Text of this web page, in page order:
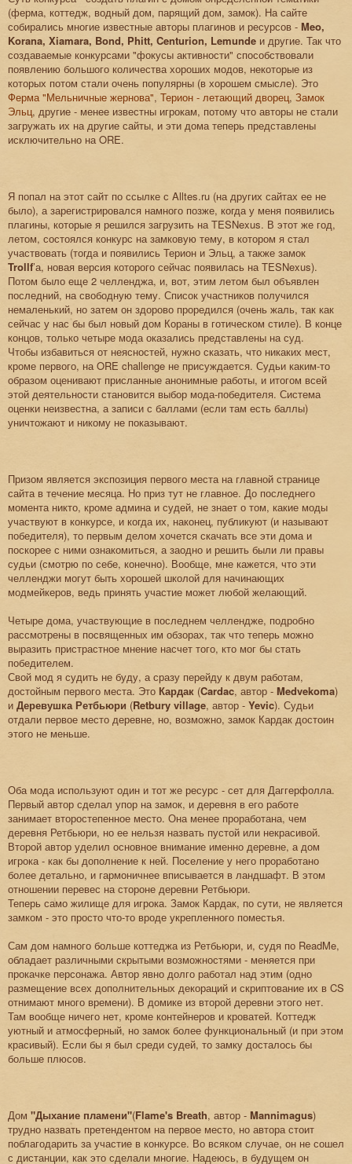
(ферма, коттедж, водный дом, парящий дом, замок). На сайте
собирались многие известные авторы плагинов и ресурсов - Meo,
Korana, Xiamara, Bond, Phitt, Centurion, Lemunde и другие. Так что
создаваемые конкурсами "фокусы активности" способствовали
появлению большого количества хороших модов, некоторые из
которых потом стали очень популярны (в хорошем смысле). Это
Ферма "Мельничные жернова", Терион - летающий дворец, Замок
Эльц, другие - менее известны игрокам, потому что авторы не стали
загружать их на другие сайты, и эти дома теперь представлены
исключительно на ORE.
Я попал на этот сайт по ссылке с Alltes.ru (на других сайтах ее не
было), а зарегистрировался намного позже, когда у меня появились
плагины, которые я решился загрузить на TESNexus. В этот же год,
летом, состоялся конкурс на замковую тему, в котором я стал
участвовать (тогда и появились Терион и Эльц, а также замок
Trollf’а, новая версия которого сейчас появилась на TESNexus).
Потом было еще 2 челленджа, и, вот, этим летом был объявлен
последний, на свободную тему. Список участников получился
немаленький, но затем он здорово проредился (очень жаль, так как
сейчас у нас бы был новый дом Кораны в готическом стиле). В конце
концов, только четыре мода оказались представлены на суд.
Чтобы избавиться от неясностей, нужно сказать, что никаких мест,
кроме первого, на ORE challenge не присуждается. Судьи каким-то
образом оценивают присланные анонимные работы, и итогом всей
этой деятельности становится выбор мода-победителя. Система
оценки неизвестна, а записи с баллами (если там есть баллы)
уничтожают и никому не показывают.
Призом является экспозиция первого места на главной странице
сайта в течение месяца. Но приз тут не главное. До последнего
момента никто, кроме админа и судей, не знает о том, какие моды
участвуют в конкурсе, и когда их, наконец, публикуют (и называют
победителя), то первым делом хочется скачать все эти дома и
поскорее с ними ознакомиться, а заодно и решить были ли правы
судьи (смотрю по себе, конечно). Вообще, мне кажется, что эти
челленджи могут быть хорошей школой для начинающих
модмейкеров, ведь принять участие может любой желающий.
Четыре дома, участвующие в последнем челлендже, подробно
рассмотрены в посвященных им обзорах, так что теперь можно
выразить пристрастное мнение насчет того, кто мог бы стать
победителем.
Свой мод я судить не буду, а сразу перейду к двум работам,
достойным первого места. Это Кардак (Cardac, автор - Medvekoma)
и Деревушка Ретбьюри (Retbury village, автор - Yevic). Судьи
отдали первое место деревне, но, возможно, замок Кардак достоин
этого не меньше.
Оба мода используют один и тот же ресурс - сет для Даггерфолла.
Первый автор сделал упор на замок, и деревня в его работе
занимает второстепенное место. Она менее проработана, чем
деревня Ретбьюри, но ее нельзя назвать пустой или некрасивой.
Второй автор уделил основное внимание именно деревне, а дом
игрока - как бы дополнение к ней. Поселение у него проработано
более детально, и гармоничнее вписывается в ландшафт. В этом
отношении перевес на стороне деревни Ретбьюри.
Теперь само жилище для игрока. Замок Кардак, по сути, не является
замком - это просто что-то вроде укрепленного поместья.
Сам дом намного больше коттеджа из Ретбьюри, и, судя по ReadMe,
обладает различными скрытыми возможностями - меняется при
прокачке персонажа. Автор явно долго работал над этим (одно
размещение всех дополнительных декораций и скриптование их в CS
отнимают много времени). В домике из второй деревни этого нет.
Там вообще ничего нет, кроме контейнеров и кроватей. Коттедж
уютный и атмосферный, но замок более функциональный (и при этом
красивый). Если бы я был среди судей, то замку досталось бы
больше плюсов.
Дом "Дыхание пламени"(Flame's Breath, автор - Mannimagus)
трудно назвать претендентом на первое место, но автора стоит
поблагодарить за участие в конкурсе. Во всяком случае, он не сошел
с дистанции, как это сделали многие. Надеюсь, в будущем он